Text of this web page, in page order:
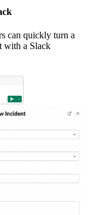
can quickly turn a
with a Slack